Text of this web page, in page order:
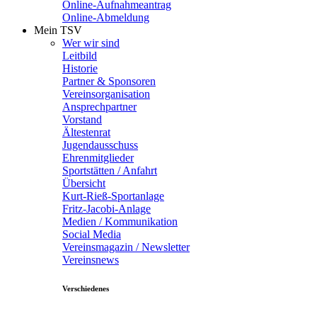
Online-Aufnahmeantrag
Online-Abmeldung
Mein TSV
Wer wir sind
Leitbild
Historie
Partner & Sponsoren
Vereinsorganisation
Ansprechpartner
Vorstand
Ältestenrat
Jugendausschuss
Ehrenmitglieder
Sportstätten / Anfahrt
Übersicht
Kurt-Rieß-Sportanlage
Fritz-Jacobi-Anlage
Medien / Kommunikation
Social Media
Vereinsmagazin / Newsletter
Vereinsnews
Verschiedenes